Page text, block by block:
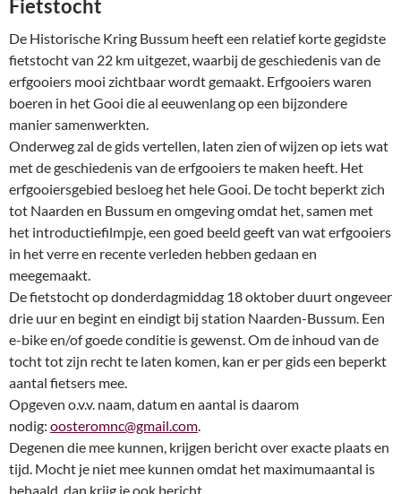
Fietstocht
De Historische Kring Bussum heeft een relatief korte gegidste
fietstocht van 22 km uitgezet, waarbij de geschiedenis van de
erfgooiers mooi zichtbaar wordt gemaakt. Erfgooiers waren
boeren in het Gooi die al eeuwenlang op een bijzondere
manier samenwerkten.
Onderweg zal de gids vertellen, laten zien of wijzen op iets wat
met de geschiedenis van de erfgooiers te maken heeft. Het
erfgooiersgebied besloeg het hele Gooi. De tocht beperkt zich
tot Naarden en Bussum en omgeving omdat het, samen met
het introductiefilmpje, een goed beeld geeft van wat erfgooiers
in het verre en recente verleden hebben gedaan en
meegemaakt.
De fietstocht op donderdagmiddag 18 oktober duurt ongeveer
drie uur en begint en eindigt bij station Naarden-Bussum. Een
e-bike en/of goede conditie is gewenst. Om de inhoud van de
tocht tot zijn recht te laten komen, kan er per gids een beperkt
aantal fietsers mee.
Opgeven o.v.v. naam, datum en aantal is daarom
nodig: oosteromnc@gmail.com.
Degenen die mee kunnen, krijgen bericht over exacte plaats en
tijd. Mocht je niet mee kunnen omdat het maximumaantal is
behaald, dan krijg je ook bericht.